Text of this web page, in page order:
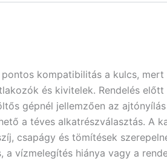
kompatibilitás a kulcs, mert
és kivitelek. Rendelés előtt
gépnél jellemzően az
a téves alkatrészválasztás. A
csapágy és tömítések
vízmelegítés hiánya vagy a